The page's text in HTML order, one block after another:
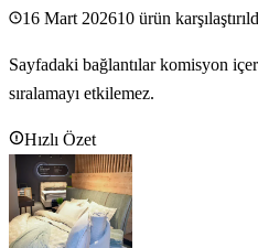
16 Mart 202610 ürün
Sayfadaki bağlantılar komisyon
sıralamayı etkilemez.
Hızlı Özet